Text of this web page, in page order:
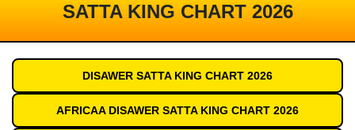
SATTA KING CHART 2026
DISAWER SATTA KING CHART 2026
AFRICAA DISAWER SATTA KING CHART 2026